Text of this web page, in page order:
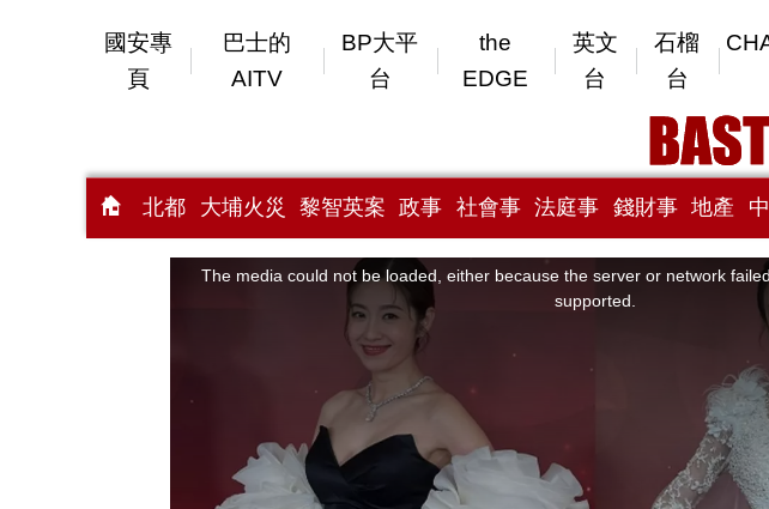
國安專
頁
巴士的
AITV
BP大平
台
the
EDGE
英文
台
石榴
台
北都 大埔火災 黎智英案 政事 社會事 法庭事 錢財事 地產
is
The media could not be loaded, either because the server or network
supported.